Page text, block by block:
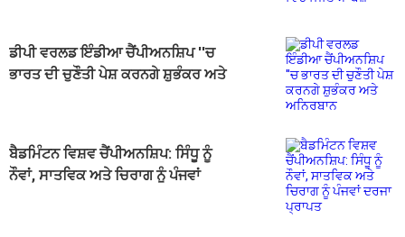
ਡੀਪੀ ਵਰਲਡ ਇੰਡੀਆ ਚੈਂਪੀਅਨਸ਼ਿਪ ''ਚ
ਭਾਰਤ ਦੀ ਚੁਣੌਤੀ ਪੇਸ਼ ਕਰਨਗੇ ਸ਼ੁਭੰਕਰ ਅਤੇ
ਬੈਡਮਿੰਟਨ ਵਿਸ਼ਵ ਚੈਂਪੀਅਨਸ਼ਿਪ: ਸਿੰਧੂ ਨੂੰ
ਨੌਵਾਂ, ਸਾਤਵਿਕ ਅਤੇ ਚਿਰਾਗ ਨੂੰ ਪੰਜਵਾਂ